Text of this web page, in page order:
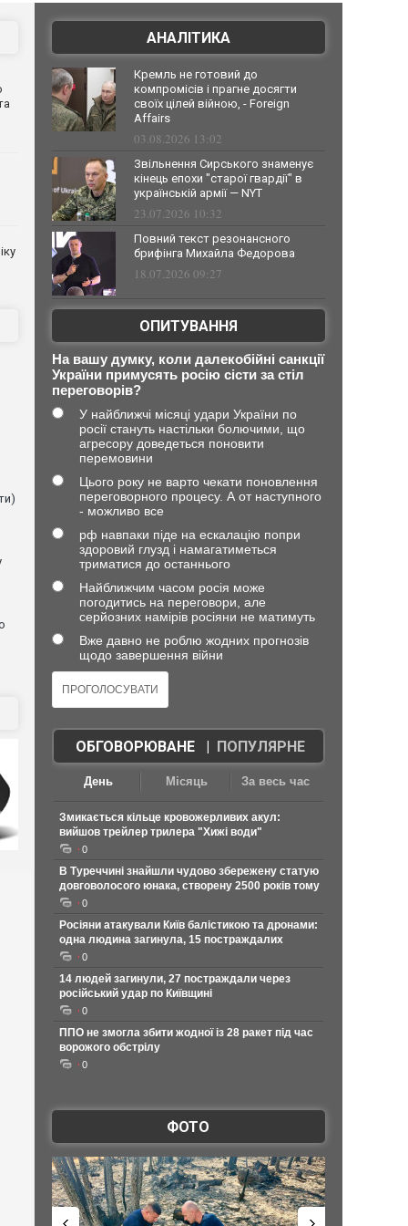
АНАЛІТИКА
Кремль не готовий до
компромісів і прагне досягти
своїх цілей війною, - Foreign
Affairs
03.08.2026 13:02
Звільнення Сирського знаменує
кінець епохи "старої гвардії" в
українській армії — NYT
23.07.2026 10:32
Повний текст резонансного
брифінга Михайла Федорова
18.07.2026 09:27
ОПИТУВАННЯ
На вашу думку, коли далекобійні санкції
України примусять росію сісти за стіл
переговорів?
У найближчі місяці удари України по
росії стануть настільки болючими, що
агресору доведеться поновити
перемовини
Цього року не варто чекати поновлення
переговорного процесу. А от наступного
- можливо все
рф навпаки піде на ескалацію попри
здоровий глузд і намагатиметься
триматися до останнього
Найближчим часом росія може
погодитись на переговори, але
серйозних намірів росіяни не матимуть
Вже давно не роблю жодних прогнозів
щодо завершення війни
ОБГОВОРЮВАНЕ| ПОПУЛЯРНЕ
День Місяць За весь час
Змикається кільце кровожерливих акул:
вийшов трейлер трилера "Хижі води"
0
В Туреччині знайшли чудово збережену статую
довговолосого юнака, створену 2500 років тому
0
Росіяни атакували Київ балістикою та дронами:
одна людина загинула, 15 постраждалих
0
14 людей загинули, 27 постраждали через
російський удар по Київщині
0
ППО не змогла збити жодної із 28 ракет під час
ворожого обстрілу
0
ФОТО